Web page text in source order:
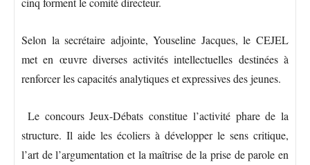
Selon la secrétaire adjointe, Youseline Jacques, le CEJEL
met en œuvre diverses activités intellectuelles destinées à
renforcer les capacités analytiques et expressives des jeunes.
Le concours Jeux-Débats constitue l’activité phare de la
structure. Il aide les écoliers à développer le sens critique,
l’art de l’argumentation et la maîtrise de la prise de parole en